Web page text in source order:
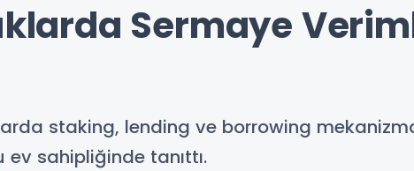
Sermaye
staking, lending ve borrowing
sahipliğinde tanıttı.